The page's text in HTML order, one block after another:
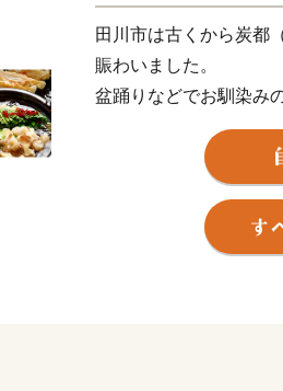
田川市は古くから炭都
賑わいました。
盆踊りなどでお馴染み
唄の中で、「あんまり
唄われている「二本煙
また、国内初のユネス
「山本作兵衛コレクシ